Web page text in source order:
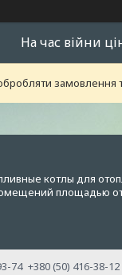
На час війни
замовлення
котлы для
площадью от
74 +380 (50) 416-38-12